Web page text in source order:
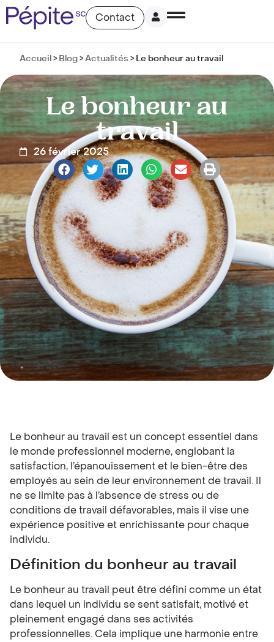
Contact
Accueil> Blog>Actualités > Le bonheur au travail
Le bonheur au
travail
26 février 2025
Le bonheur au travail est un concept essentiel dans
le monde professionnel moderne, englobant la
satisfaction, l’épanouissement et le bien-être des
employés au sein de leur environnement de travail. Il
ne se limite pas à l’absence de stress ou de
conditions de travail défavorables, mais il vise une
expérience positive et enrichissante pour chaque
individu.
Définition du bonheur au travail
Le bonheur au travail peut être défini comme un état
dans lequel un individu se sent satisfait, motivé et
pleinement engagé dans ses activités
professionnelles. Cela implique une harmonie entre